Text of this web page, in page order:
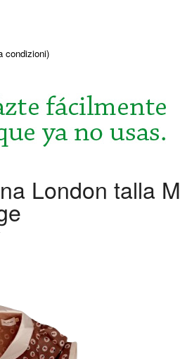
condizioni)
London talla M